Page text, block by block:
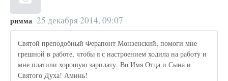
римма 25 декабря 2014, 09:07
Святой преподобный Ферапонт Монзенский, помоги мне
грешной в работе, чтобы я с настроением ходила на работу и
мне платили хорошую зарплату. Во Имя Отца и Сына и
Святого Духа! Аминь!